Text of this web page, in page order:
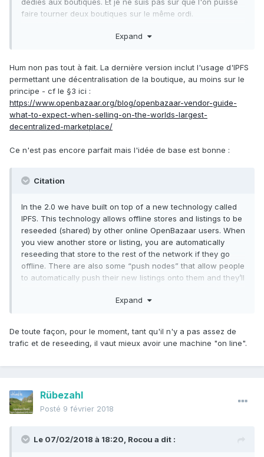
dédiés aux boutiques. Et je ne suis pas sûr que l'on puisse
faire tourner deux boutiques sur le même ordi.
Expand
Hum non pas tout à fait. La dernière version inclut l'usage d'IPFS
permettant une décentralisation de la boutique, au moins sur le
principe - cf le §3 ici :
https://www.openbazaar.org/blog/openbazaar-vendor-guide-
what-to-expect-when-selling-on-the-worlds-largest-
decentralized-marketplace/
Ce n'est pas encore parfait mais l'idée de base est bonne :
Citation
In the 2.0 we have built on top of a new technology called
IPFS. This technology allows offline stores and listings to be
reseeded (shared) by other online OpenBazaar users. When
you view another store or listing, you are automatically
reseeding that store to the rest of the network if they go
offline. There are also some “push nodes” that allow people
to automatically push their new listings onto them and they’ll
This results in a network where most content doesn’t goes
reseeded for a week before it gets dropped entirely. This
means that vendors must open up the OpenBazaar app at
store running as much as possible. Obviously, being able to
respond quickly to your customers is important in any
email integration). Also, orders placed when offline can cost
Expand
De toute façon, pour le moment, tant qu'il n'y a pas assez de
trafic et de reseeding, il vaut mieux avoir une machine "on line".
Rübezahl
Posté 9 février 2018
Le 07/02/2018 à 18:20, Rocou a dit :